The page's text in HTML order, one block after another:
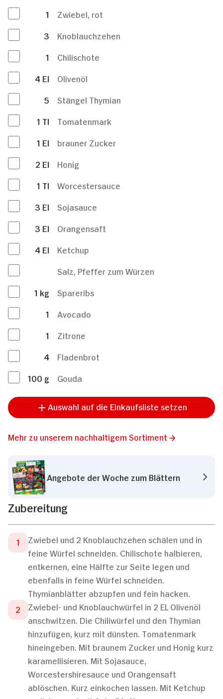
1
Zwiebel, rot
3
Knoblauchzehen
1
Chilischote
4 El
Olivenöl
5
Stängel Thymian
1 Tl
Tomatenmark
1 El
brauner Zucker
2 El
Honig
1 Tl
Worcestersauce
3 El
Sojasauce
3 El
Orangensaft
4 El
Ketchup
Salz, Pfeffer zum Würzen
1 kg
Spareribs
1
Avocado
1
Zitrone
4
Fladenbrot
100 g Gouda
Auswahl auf die Einkaufsliste setzen
Mehr zu unserem nachhaltigem Sortiment
Angebote der Woche zum Blättern
Zubereitung
Zwiebel und 2 Knoblauchzehen schälen und in
feine Würfel schneiden. Chilischote halbieren,
entkernen, eine Hälfte zur Seite legen und
ebenfalls in feine Würfel schneiden.
Thymianblätter abzupfen und fein hacken.
Zwiebel- und Knoblauchwürfel in 2 EL Olivenöl
anschwitzen. Die Chiliwürfel und den Thymian
hinzufügen, kurz mit dünsten. Tomatenmark
hineingeben. Mit braunem Zucker und Honig kurz
karamellisieren. Mit Sojasauce,
Worcestershiresauce und Orangensaft
ablöschen. Kurz einkochen lassen. Mit Ketchup